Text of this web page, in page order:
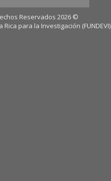
Reservados 2026 ©
para la Investigación